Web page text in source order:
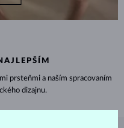
prsteňmi a naším spracovaním
dizajnu.